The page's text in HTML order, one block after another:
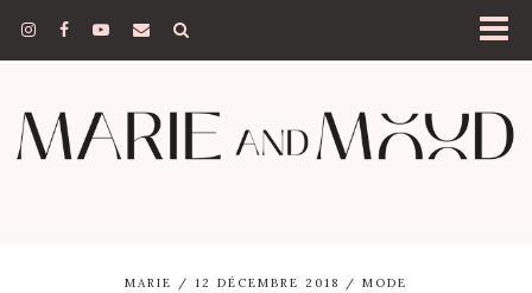
MARIE 12 DÉCEMBRE 2018 MODE